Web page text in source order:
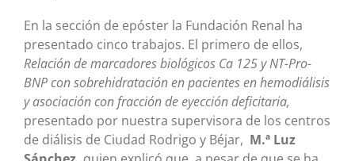
En la sección de epóster la Fundación Renal ha
presentado cinco trabajos. El primero de ellos,
Relación de marcadores biológicos Ca 125 y NT-Pro-
BNP con sobrehidratación en pacientes en hemodiálisis
y asociación con fracción de eyección deficitaria,
presentado por nuestra supervisora de los centros
de diálisis de Ciudad Rodrigo y Béjar, M.ª Luz